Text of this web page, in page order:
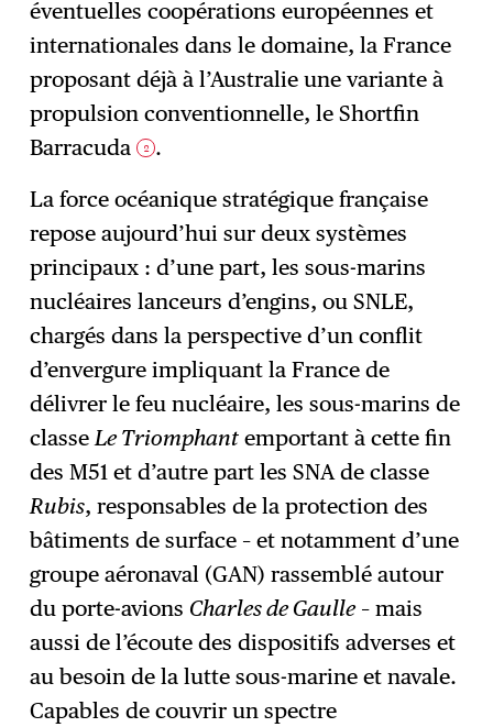
éventuelles coopérations européennes et
internationales dans le domaine, la France
proposant déjà à l’Australie une variante à
propulsion conventionnelle, le Shortfin
Barracuda 2 .
La force océanique stratégique française
repose aujourd’hui sur deux systèmes
principaux : d’une part, les sous-marins
nucléaires lanceurs d’engins, ou SNLE,
chargés dans la perspective d’un conflit
d’envergure impliquant la France de
délivrer le feu nucléaire, les sous-marins de
classeLe Triomphant emportant à cette fin
des M51 et d’autre part les SNA de classe
Rubis, responsables de la protection des
bâtiments de surface – et notamment d’une
groupe aéronaval (GAN) rassemblé autour
du porte-avions Charles de Gaulle– mais
aussi de l’écoute des dispositifs adverses et
au besoin de la lutte sous-marine et navale.
Capables de couvrir un spectre